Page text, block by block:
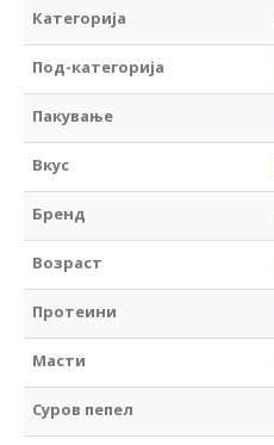
Категорија
Под-категорија
Пакување
Вкус
Бренд
Возраст
Протеини
Масти
Суров пепел